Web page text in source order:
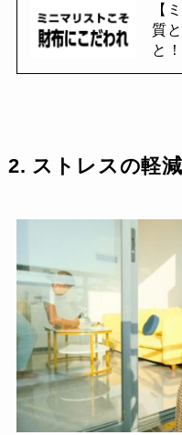
【
質
と！
2. ストレスの軽減